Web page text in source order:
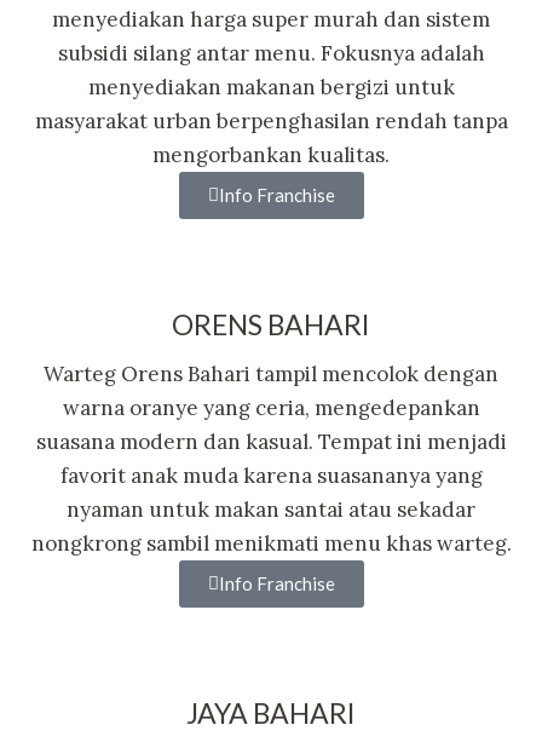
menyediakan harga super murah dan sistem
subsidi silang antar menu. Fokusnya adalah
menyediakan makanan bergizi untuk
masyarakat urban berpenghasilan rendah tanpa
mengorbankan kualitas.
Info Franchise
ORENS BAHARI
Warteg Orens Bahari tampil mencolok dengan
warna oranye yang ceria, mengedepankan
suasana modern dan kasual. Tempat ini menjadi
favorit anak muda karena suasananya yang
nyaman untuk makan santai atau sekadar
nongkrong sambil menikmati menu khas warteg.
Info Franchise
JAYA BAHARI